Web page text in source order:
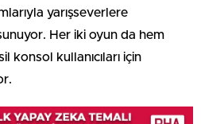
yarışseverlere
Her iki oyun da hem
konsol kullanıcıları için